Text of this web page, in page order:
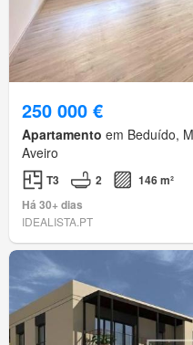
250 000 €
Apartamento em Beduído,
Aveiro
T3 2
146 m²
Há 30+ dias
IDEALISTA.PT